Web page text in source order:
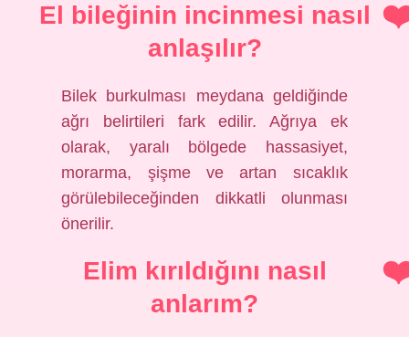
El bileğinin incinmesi nasıl
anlaşılır?
Bilek burkulması meydana geldiğinde
ağrı belirtileri fark edilir. Ağrıya ek
olarak, yaralı bölgede hassasiyet,
morarma, şişme ve artan sıcaklık
görülebileceğinden dikkatli olunması
önerilir.
Elim kırıldığını nasıl
anlarım?